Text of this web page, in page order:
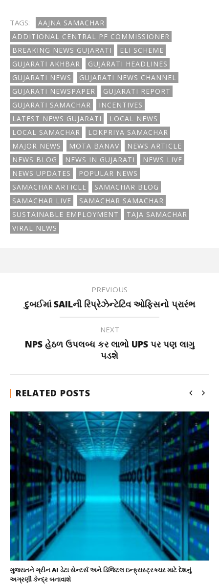
TAGS:
AAJNA SAMACHAR
ADDITIONAL CENTRAL PF COMMISSIONER
BREAKING NEWS GUJARATI
ELI SCHEME
GUJARATI AKHBAR
GUJARATI HEADLINES
GUJARATI NEWS
GUJARATI NEWS CHANNEL
GUJARATI NEWSPAPER
GUJARATI REPORT
GUJARATI SAMACHAR
INCENTIVES
LATEST NEWS GUJARATI
LOCAL NEWS
LOCAL SAMACHAR
LOKPRIYA SAMACHAR
MAJOR NEWS
MOTA BANAV
NEWS ARTICLE
NEWS BLOG
NEWS IN GUJARATI
NEWS LIVE
NEWS UPDATES
POPULAR NEWS
SAMACHAR ARTICLE
SAMACHAR BLOG
SAMACHAR LIVE
SAMACHAR SAMACHAR
SUSTAINABLE EMPLOYMENT
TAJA SAMACHAR
VIRAL NEWS
PREVIOUS
દુબઈમાં SAILની રિપ્રેઝેન્ટેટિવ ઓફિસનો પ્રારંભ
NEXT
NPS હેઠળ ઉપલબ્ધ કર લાભો UPS પર પણ લાગુ
પડશે
RELATED POSTS
ગુજરાતને ગ્રીન AI ડેટા સેન્ટર્સ અને ડિજિટલ ઇન્ફ્રાસ્ટ્રક્ચર માટે દેશનું
અગ્રણી કેન્દ્ર બનાવાશે